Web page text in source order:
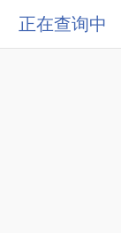
正在查询中